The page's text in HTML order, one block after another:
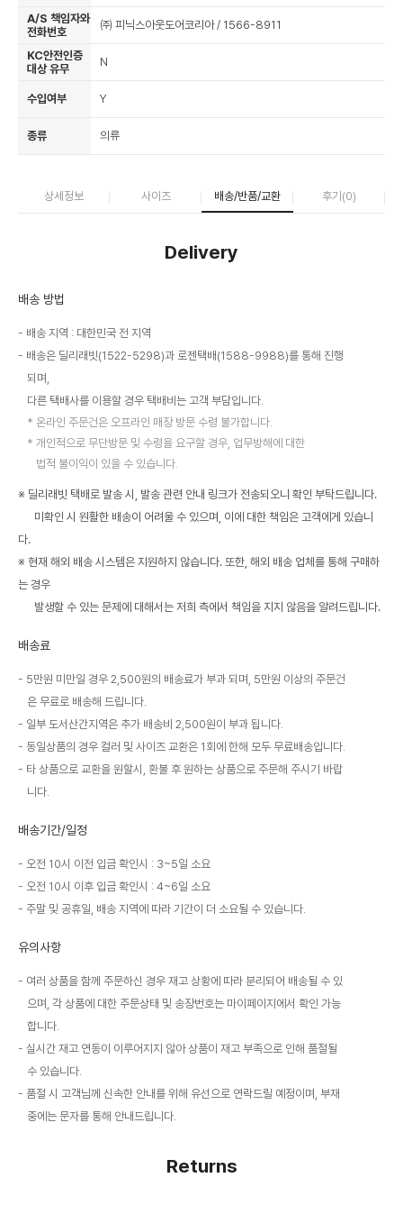
A/S 책임자와
전화번호
㈜ 피닉스아웃도어코리아 / 1566-8911
KC안전인증
대상 유무
N
수입여부 Y
종류 의류
상세정보 사이즈 배송/반품/교환 후기(0)
Delivery
배송 방법
배송 지역 : 대한민국 전 지역
배송은 딜리래빗(1522-5298)과 로젠택배(1588-9988)를 통해 진행
되며,
다른 택배사를 이용할 경우 택배비는 고객 부담입니다.
온라인 주문건은 오프라인 매장 방문 수령 불가합니다.
개인적으로 무단방문 및 수령을 요구할 경우, 업무방해에 대한
법적 불이익이 있을 수 있습니다.
※ 딜리래빗 택배로 발송 시, 발송 관련 안내 링크가 전송되오니 확인 부탁드립니다.
미확인 시 원활한 배송이 어려울 수 있으며, 이에 대한 책임은 고객에게 있습니
다.
※ 현재 해외 배송 시스템은 지원하지 않습니다. 또한, 해외 배송 업체를 통해 구매하
는 경우
발생할 수 있는 문제에 대해서는 저희 측에서 책임을 지지 않음을 알려드립니다.
배송료
5만원 미만일 경우 2,500원의 배송료가 부과 되며, 5만원 이상의 주문건
은 무료로 배송해 드립니다.
일부 도서산간지역은 추가 배송비 2,500원이 부과 됩니다.
동일상품의 경우 컬러 및 사이즈 교환은 1회에 한해 모두 무료배송입니다.
타 상품으로 교환을 원할시, 환불 후 원하는 상품으로 주문해 주시기 바랍
니다.
배송기간/일정
오전 10시 이전 입금 확인시 : 3~5일 소요
오전 10시 이후 입금 확인시 : 4~6일 소요
주말 및 공휴일, 배송 지역에 따라 기간이 더 소요될 수 있습니다.
유의사항
여러 상품을 함께 주문하신 경우 재고 상황에 따라 분리되어 배송될 수 있
으며, 각 상품에 대한 주문상태 및 송장번호는 마이페이지에서 확인 가능
합니다.
실시간 재고 연동이 이루어지지 않아 상품이 재고 부족으로 인해 품절될
수 있습니다.
품절 시 고객님께 신속한 안내를 위해 유선으로 연락드릴 예정이며, 부재
중에는 문자를 통해 안내드립니다.
Returns